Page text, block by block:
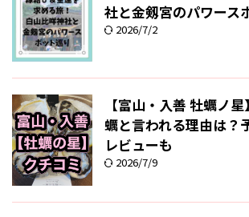
社と金剱宮のパワース
2026/7/2
【富山・入善 牡蠣ノ
蠣と言われる理由は？
レビューも
2026/7/9